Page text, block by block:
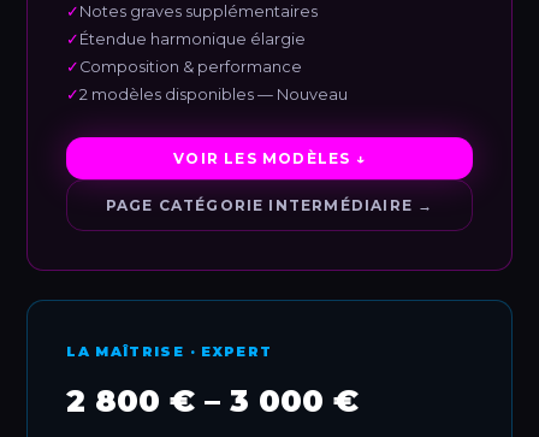
✓ Notes graves supplémentaires
✓ Étendue harmonique élargie
✓ Composition & performance
✓2 modèles disponibles — Nouveau
VOIR LES MODÈLES ↓
PAGE CATÉGORIE INTERMÉDIAIRE →
LA MAÎTRISE · EXPERT
2 800 € – 3 000 €